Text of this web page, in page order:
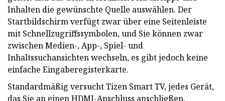
Inhalten die gewünschte Quelle auswählen. Der
Startbildschirm verfügt zwar über eine Seitenleiste
mit Schnellzugriffssymbolen, und Sie können zwar
zwischen Medien-, App-, Spiel- und
Inhaltssuchansichten wechseln, es gibt jedoch keine
einfache Eingaberegisterkarte.
Standardmäßig versucht Tizen Smart TV, jedes Gerät,
das Sie an einen HDMI-Anschluss anschließen,